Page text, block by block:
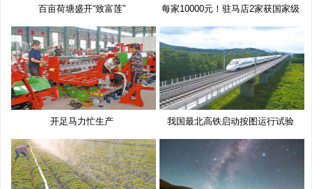
百亩荷塘盛开“致富莲”
每家10000元！驻马店2家获国家级
奖
开足马力忙生产 我国最北高铁启动按图运行试验